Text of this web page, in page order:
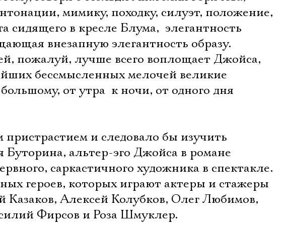
мимику, походку, силуэт, положение,
сидящего в кресле Блума,  элегантность
внезапную элегантность образу.
пожалуй, лучше всего воплощает Джойса,
бессмысленных мелочей великие
от утра  к ночи, от одного дня 
и следовало бы изучить
альтер-эго Джойса в романе
саркастичного художника в спектакле.
героев, которых играют актеры и стажеры
Казаков, Алексей Колубков, Олег Любимов,
Фирсов и Роза Шмуклер.
Электропочта
Ознакомиться